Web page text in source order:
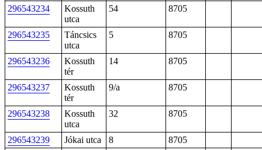
296543234
Kossuth
utca
54 8705
296543235
Táncsics
utca
5 8705
296543236
Kossuth
tér
14 8705
296543237
Kossuth
tér
9/a 8705
296543238
Kossuth
utca
32 8705
296543239 Jókai utca 8
8705